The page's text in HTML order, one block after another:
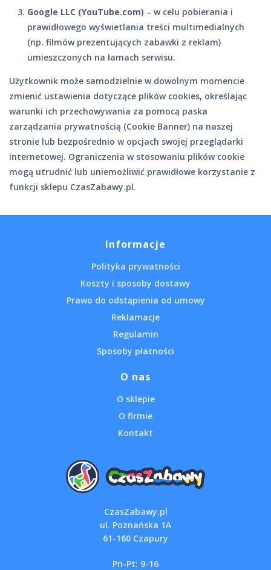
Google LLC (YouTube.com) – w celu pobierania i
prawidłowego wyświetlania treści multimedialnych
(np. filmów prezentujących zabawki z reklam)
umieszczonych na łamach serwisu.
Użytkownik może samodzielnie w dowolnym momencie
zmienić ustawienia dotyczące plików cookies, określając
warunki ich przechowywania za pomocą paska
zarządzania prywatnością (Cookie Banner) na naszej
stronie lub bezpośrednio w opcjach swojej przeglądarki
internetowej. Ograniczenia w stosowaniu plików cookie
mogą utrudnić lub uniemożliwić prawidłowe korzystanie z
funkcji sklepu CzasZabawy.pl.
Informacje
Polityka prywatności
Koszty i sposoby dostawy
Prawo do odstąpienia od umowy
Reklamacje
Regulamin
Sposoby płatności
O nas
O sklepie
O firmie
Kontakt
CzasZabawy.pl
ul. Poznańska 1A
61-160 Czapury
Pn-Pt: 9-16